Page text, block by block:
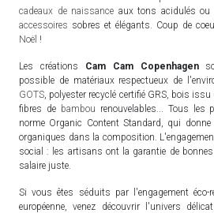
cadeaux de naissance aux tons acidulés ou
accessoires sobres et élégants. Coup de
Noël !
Les créations Cam Cam Copenhagen
possible de matériaux respectueux de
GOTS , polyester recyclé certifié GRS, bois
fibres de bambou renouvelables... Tous
norme Organic Content Standard, qui
organiques dans la composition.
social : les artisans ont la garantie de
salaire juste.
Si vous êtes séduits par l'engagement éco-
européenne, venez découvrir l'univers